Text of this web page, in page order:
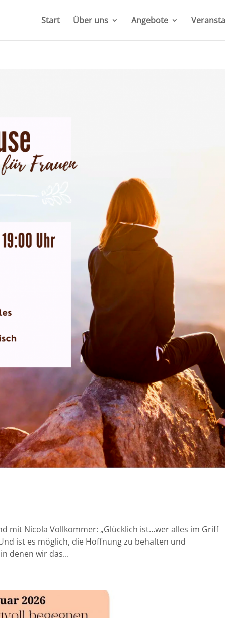
Start Über uns Angebote
mit Nicola Vollkommer: „Glücklich ist…wer alles im Griff
ist es möglich, die Hoffnung zu behalten und
denen wir das...